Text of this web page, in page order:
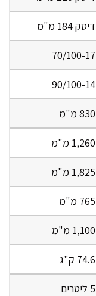
דיסק 184 מ"מ
70/100-17
90/100-14
830 מ"מ
1,260 מ"מ
1,825 מ"מ
765 מ"מ
1,100 מ"מ
74.6 ק"ג
5 ליטרים